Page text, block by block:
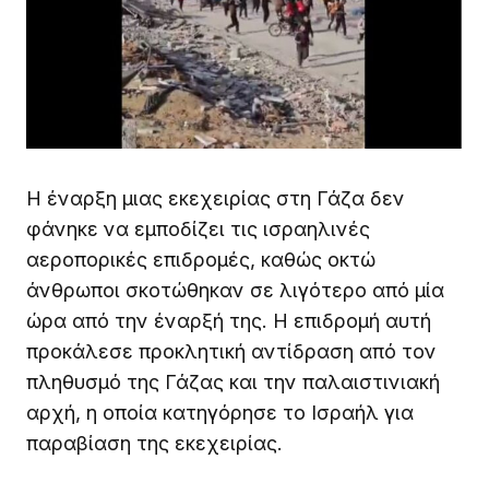
Η έναρξη μιας εκεχειρίας στη Γάζα δεν
φάνηκε να εμποδίζει τις ισραηλινές
αεροπορικές επιδρομές, καθώς οκτώ
άνθρωποι σκοτώθηκαν σε λιγότερο από μία
ώρα από την έναρξή της. Η επιδρομή αυτή
προκάλεσε προκλητική αντίδραση από τον
πληθυσμό της Γάζας και την παλαιστινιακή
αρχή, η οποία κατηγόρησε το Ισραήλ για
παραβίαση της εκεχειρίας.